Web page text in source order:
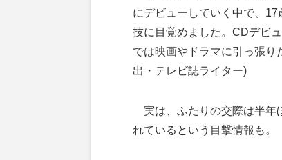
にデビューしていく中で、
技に目覚めました。CDデビ
では映画やドラマに引っ張
出・テレビ誌ライター)
実は、ふたりの交際は半年
れているという目撃情報も。